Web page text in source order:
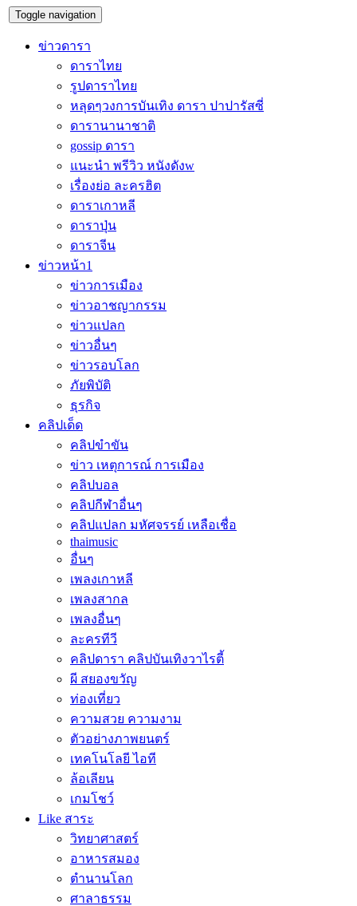
Toggle navigation
ข่าวดารา
ดาราไทย
รูปดาราไทย
หลุดๆวงการบันเทิง ดารา ปาปารัสซี่
ดารานานาชาติ
gossip ดารา
แนะนำ พรีวิว หนังดังw
เรื่องย่อ ละครฮิต
ดาราเกาหลี
ดาราปุ่น
ดาราจีน
ข่าวหน้า1
ข่าวการเมือง
ข่าวอาชญากรรม
ข่าวแปลก
ข่าวอื่นๆ
ข่าวรอบโลก
ภัยพิบัติ
ธุรกิจ
คลิปเด็ด
คลิปขำขัน
ข่าว เหตุการณ์ การเมือง
คลิปบอล
คลิปกีฬาอื่นๆ
คลิปแปลก มหัศจรรย์ เหลือเชื่อ
thaimusic
อื่นๆ
เพลงเกาหลี
เพลงสากล
เพลงอื่นๆ
ละครทีวี
คลิปดารา คลิปบันเทิงวาไรตี้
ผี สยองขวัญ
ท่องเที่ยว
ความสวย ความงาม
ตัวอย่างภาพยนตร์
เทคโนโลยี ไอที
ล้อเลียน
เกมโชว์
Like สาระ
วิทยาศาสตร์
อาหารสมอง
ตำนานโลก
ศาลาธรรม